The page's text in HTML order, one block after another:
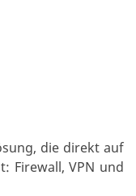
die direkt auf
Firewall, VPN und